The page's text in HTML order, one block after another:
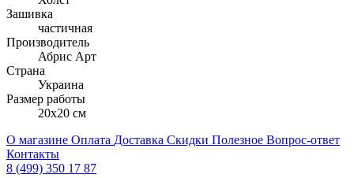
Зашивка
частичная
Производитель
Абрис Арт
Страна
Украина
Размер работы
20x20 см
О магазине Оплата Доставка Скидки Полезное Вопрос-ответ
Контакты
8 (499) 350 17 87